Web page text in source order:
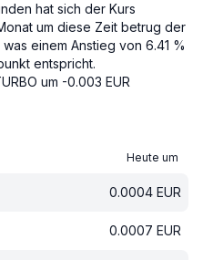
hat sich der Kurs
um diese Zeit betrug der
einem Anstieg von 6.41 %
entspricht.
um -0.003 EUR
Heute um
0.0004 EUR
0.0007 EUR